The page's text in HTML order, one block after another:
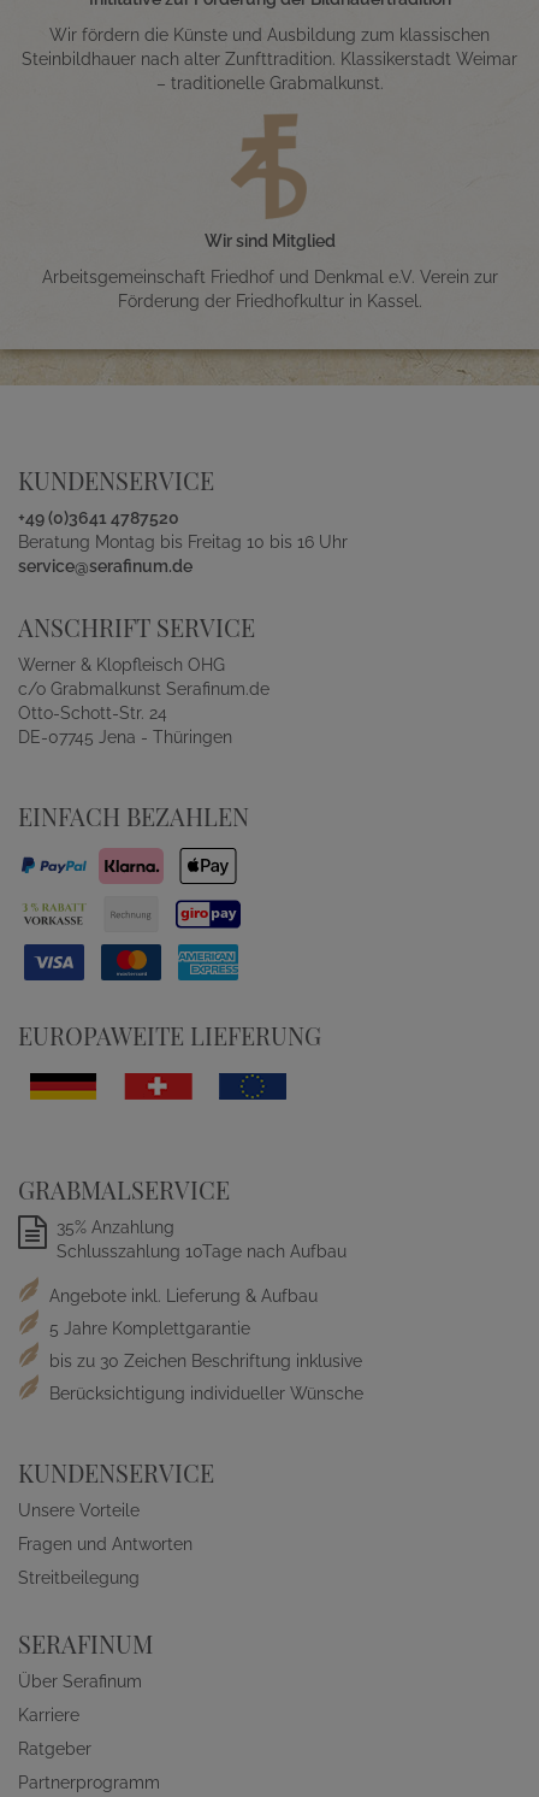
Wir fördern die Künste und Ausbildung zum klassischen
Steinbildhauer nach alter Zunfttradition. Klassikerstadt Weimar
– traditionelle Grabmalkunst.
Wir sind Mitglied
Arbeitsgemeinschaft Friedhof und Denkmal e.V. Verein zur
Förderung der Friedhofkultur in Kassel.
KUNDENSERVICE
+49 (0)3641 4787520
Beratung Montag bis Freitag 10 bis 16 Uhr
service@serafinum.de
ANSCHRIFT SERVICE
Werner & Klopfleisch OHG
c/o Grabmalkunst Serafinum.de
Otto-Schott-Str. 24
DE-07745 Jena - Thüringen
EINFACH BEZAHLEN
EUROPAWEITE LIEFERUNG
GRABMALSERVICE
35% Anzahlung
Schlusszahlung 10Tage nach Aufbau
Angebote inkl. Lieferung & Aufbau
5 Jahre Komplettgarantie
bis zu 30 Zeichen Beschriftung inklusive
Berücksichtigung individueller Wünsche
KUNDENSERVICE
Unsere Vorteile
Fragen und Antworten
Streitbeilegung
SERAFINUM
Über Serafinum
Karriere
Ratgeber
Partnerprogramm